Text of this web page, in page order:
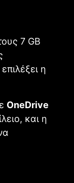
7 GB
η
OneDrive
και η